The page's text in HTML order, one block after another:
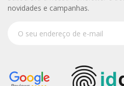
novidades e campanhas.